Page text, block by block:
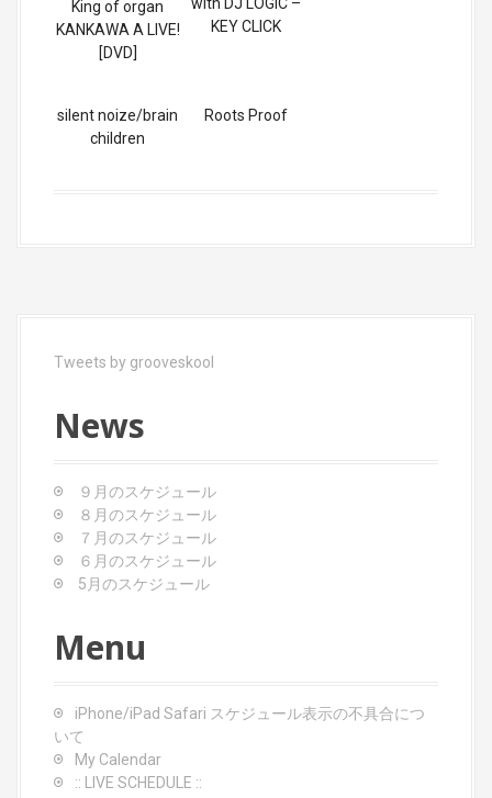
King of organ
KANKAWA A LIVE!
[DVD]
with DJ LOGIC –
KEY CLICK
silent noize/brain
children
Roots Proof
Tweets by grooveskool
News
９月のスケジュール
８月のスケジュール
７月のスケジュール
６月のスケジュール
5月のスケジュール
Menu
iPhone/iPad Safari スケジュール表示の不具合につ
いて
My Calendar
:: LIVE SCHEDULE ::